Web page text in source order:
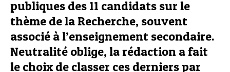
publiques des 11 candidats sur le
thème de la Recherche, souvent
associé à l’enseignement secondaire.
Neutralité oblige, la rédaction a fait
le choix de classer ces derniers par